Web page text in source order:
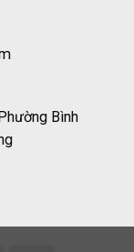
Bình